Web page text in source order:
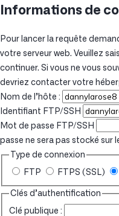
Informations de
Pour lancer la requête
votre serveur web. Veuillez
continuer. Si vous ne vous
devriez contacter votre
Nom de l’hôte :
Identifiant FTP/SSH
Mot de passe FTP/SSH
passe ne sera pas stocké sur
Type de connexion
FTP FTPS (SSL)
Clés d’authentification
Clé publique :